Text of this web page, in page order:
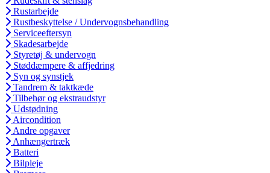
Rustarbejde
Rustbeskyttelse / Undervognsbehandling
Serviceeftersyn
Skadesarbejde
Styretøj & undervogn
Støddæmpere & affjedring
Syn og synstjek
Tandrem & taktkæde
Tilbehør og ekstraudstyr
Udstødning
Aircondition
Andre opgaver
Anhængertræk
Batteri
Bilpleje